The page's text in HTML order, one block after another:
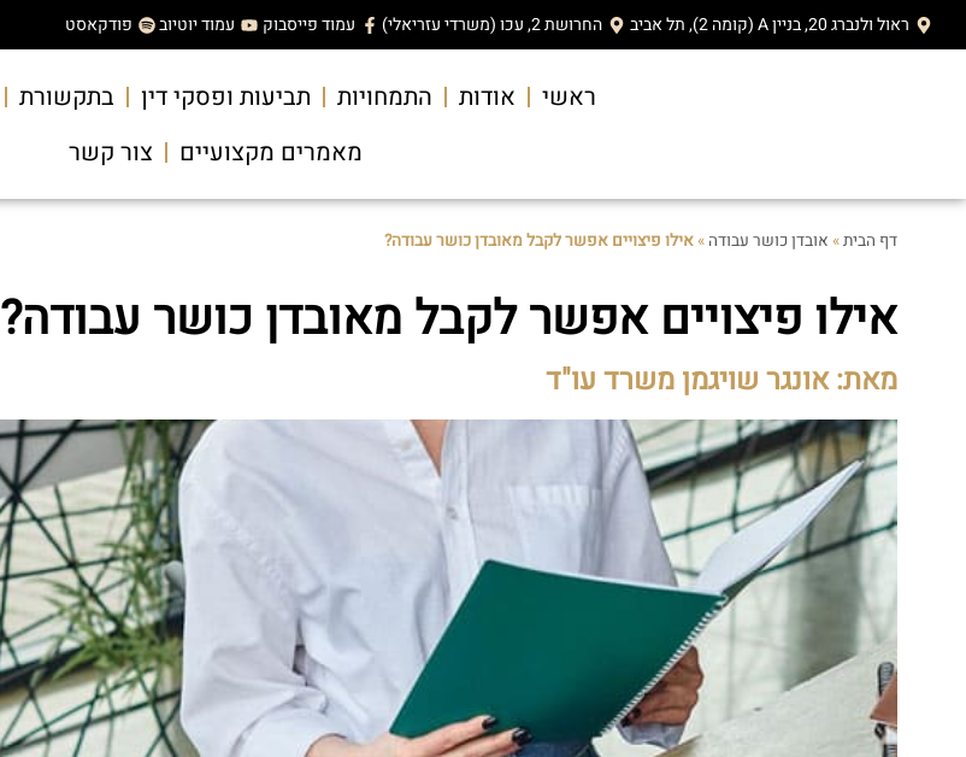
ראול ולנברג 20, בניין A (קומה 2), תל אביב החרושת 2, עכו (משרדי עזריאלי) עמוד פייסבוק עמוד יוטיוב פודקאסט
ראשי אודות התמחויות תביעות ופסקי דין בתקשורת
מאמרים מקצועיים
צור קשר
דף הבית» אובדן כושר עבודה »אילו פיצויים אפשר לקבל מאובדן כושר עבודה?
אילו פיצויים אפשר לקבל מאובדן כושר עבודה?
מאת: אונגר שויגמן משרד עו"ד